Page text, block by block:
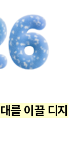
를 이끌 디지